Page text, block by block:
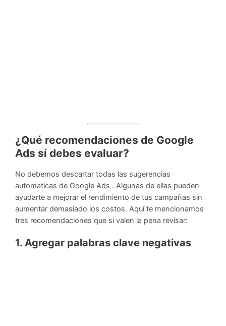
¿Qué recomendaciones de Google
Ads sí debes evaluar?
No debemos descartar todas las sugerencias
automaticas de Google Ads . Algunas de ellas pueden
ayudarte a mejorar el rendimiento de tus campañas sin
aumentar demasiado los costos. Aquí te mencionamos
tres recomendaciones que sí valen la pena revisar:
1. Agregar palabras clave negativas